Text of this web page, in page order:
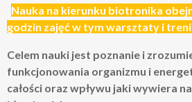
Nauka na kierunku biotronika
godzin zajęć w tym warsztaty i
Celem nauki jest poznanie i
funkcjonowania organizmu i
całości oraz wpływu jaki wywiera